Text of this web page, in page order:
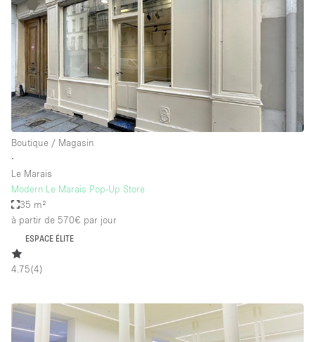
Boutique / Magasin
∙
Le Marais
Modern Le Marais Pop-Up Store
35 m²
à partir de 570€ par jour
ESPACE ÉLITE
4.75(4)